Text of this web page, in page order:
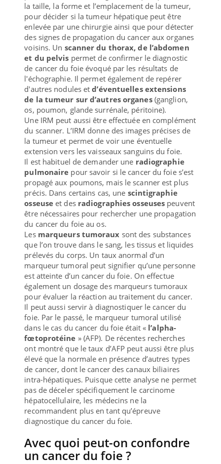
la taille, la forme et l’emplacement de la tumeur,
pour décider si la tumeur hépatique peut être
enlevée par une chirurgie ainsi que pour détecter
des signes de propagation du cancer aux organes
voisins. Un scanner du thorax, de l’abdomen
et du pelvis permet de confirmer le diagnostic
de cancer du foie évoqué par les résultats de
l'échographie. Il permet également de repérer
d'autres nodules etd’éventuelles extensions
de la tumeur sur d’autres organes(ganglion,
os, poumon, glande surrénale, péritoine).
Une IRM peut aussi être effectuée en complément
du scanner. L’IRM donne des images précises de
la tumeur et permet de voir une éventuelle
extension vers les vaisseaux sanguins du foie.
Il est habituel de demander une radiographie
pulmonaire pour savoir si le cancer du foie s’est
propagé aux poumons, mais le scanner est plus
précis. Dans certains cas, une scintigraphie
osseuse et des radiographies osseuses peuvent
être nécessaires pour rechercher une propagation
du cancer du foie au os.
Les marqueurs tumoraux sont des substances
que l’on trouve dans le sang, les tissus et liquides
prélevés du corps. Un taux anormal d’un
marqueur tumoral peut signifier qu’une personne
est atteinte d’un cancer du foie. On effectue
également un dosage des marqueurs tumoraux
pour évaluer la réaction au traitement du cancer.
Il peut aussi servir à diagnostiquer le cancer du
foie. Par le passé, le marqueur tumoral utilisé
dans le cas du cancer du foie était « l’alpha-
fœtoprotéine » (AFP). De récentes recherches
ont montré que le taux d’AFP peut aussi être plus
élevé que la normale en présence d’autres types
de cancer, dont le cancer des canaux biliaires
intra-hépatiques. Puisque cette analyse ne permet
pas de déceler spécifiquement le carcinome
hépatocellulaire, les médecins ne la
recommandent plus en tant qu’épreuve
diagnostique du cancer du foie.
Avec quoi peut-on confondre
un cancer du foie ?